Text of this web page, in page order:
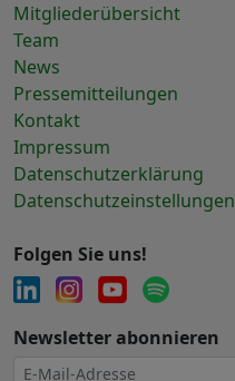
Mitgliederübersicht
Team
News
Pressemitteilungen
Kontakt
Impressum
Datenschutzerklärung
Datenschutzeinstellungen
Folgen Sie uns!
Newsletter abonnieren